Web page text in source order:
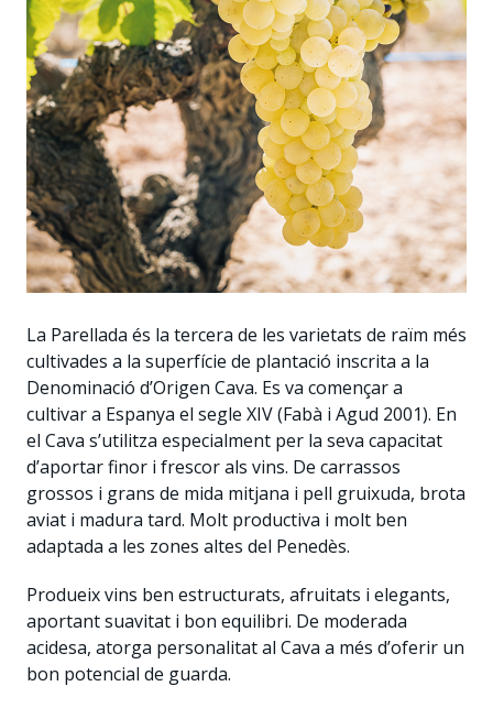
La Parellada és la tercera de les varietats de raïm més
cultivades a la superfície de plantació inscrita a la
Denominació d’Origen Cava. Es va començar a
cultivar a Espanya el segle XIV (Fabà i Agud 2001). En
el Cava s’utilitza especialment per la seva capacitat
d’aportar finor i frescor als vins. De carrassos
grossos i grans de mida mitjana i pell gruixuda, brota
aviat i madura tard. Molt productiva i molt ben
adaptada a les zones altes del Penedès.
Produeix vins ben estructurats, afruitats i elegants,
aportant suavitat i bon equilibri. De moderada
acidesa, atorga personalitat al Cava a més d’oferir un
bon potencial de guarda.